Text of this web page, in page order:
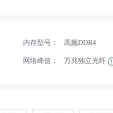
内存型号： 高频DDR4
网络峰值： 万兆独立光纤